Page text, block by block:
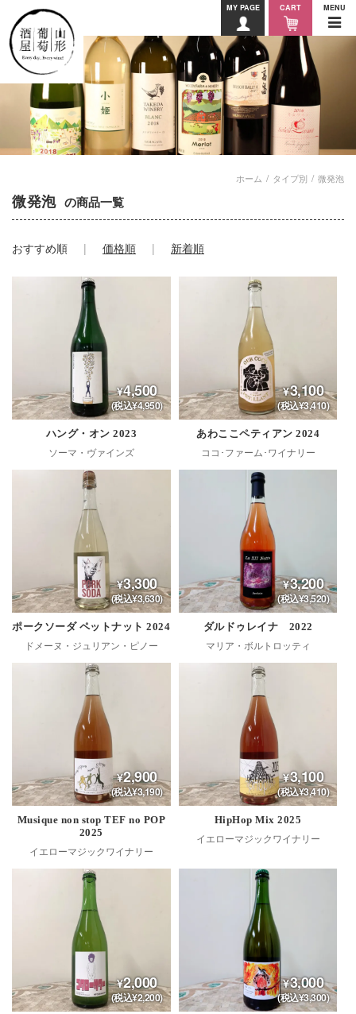
MY PAGE CART MENU
ホーム タイプ別 微発泡
微発泡 の商品一覧
おすすめ順 価格順 新着順
4,500
(税込¥4,950)
ハング・オン 2023
ソーマ・ヴァインズ
3,100
(税込¥3,410)
あわここペティアン 2024
ココ･ファーム･ワイナリー
3,300
(税込¥3,630)
ポークソーダ ペットナット 2024
ドメーヌ・ジュリアン・ピノー
3,200
(税込¥3,520)
ダルドゥレイナ 2022
マリア・ボルトロッティ
2,900
(税込¥3,190)
Musique non stop TEF no POP
2025
イエローマジックワイナリー
3,100
(税込¥3,410)
HipHop Mix 2025
イエローマジックワイナリー
2,000
(税込¥2,200)
3,000
(税込¥3,300)